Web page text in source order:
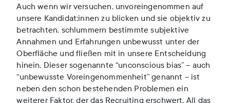
Auch wenn wir versuchen, unvoreingenommen auf
unsere Kandidat:innen zu blicken und sie objektiv zu
betrachten, schlummern bestimmte subjektive
Annahmen und Erfahrungen unbewusst unter der
Oberfläche und fließen mit in unsere Entscheidung
hinein. Dieser sogenannte “unconscious bias” – auch
“unbewusste Voreingenommenheit” genannt – ist
neben den schon bestehenden Problemen ein
weiterer Faktor, der das Recruiting erschwert. All das